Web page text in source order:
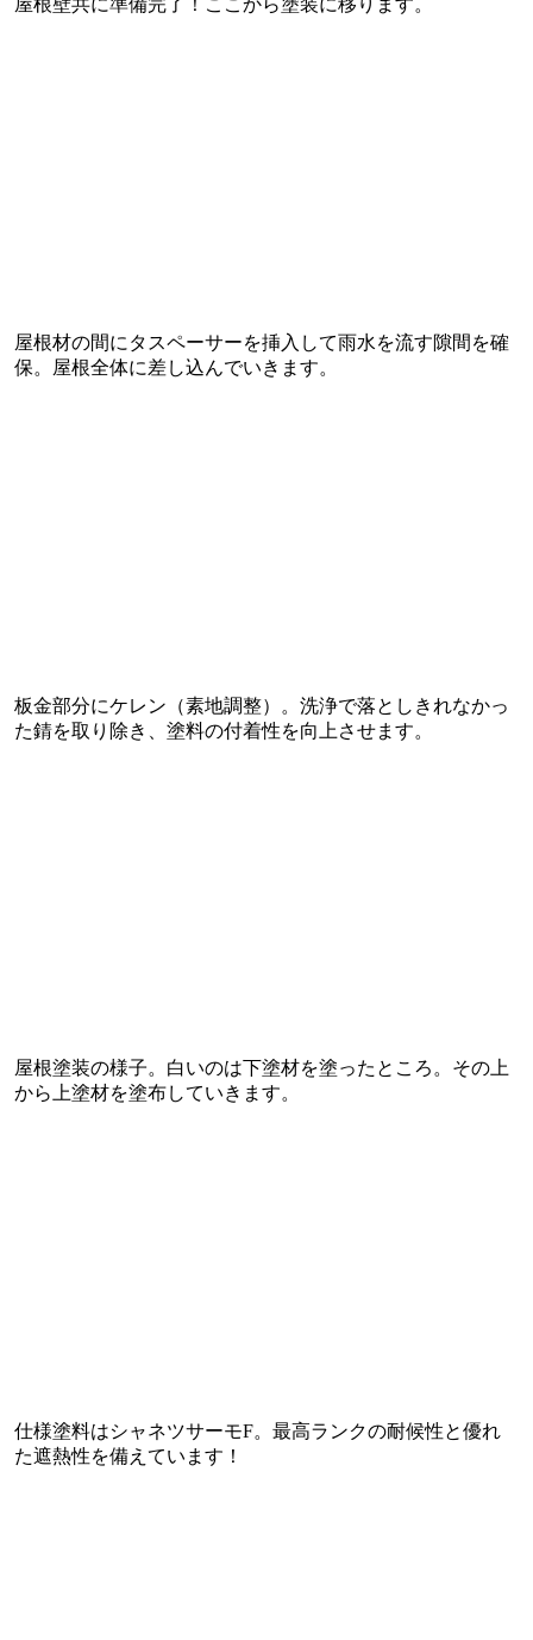
屋根壁共に準備完了！ここから塗装に移ります。
屋根材の間にタスペーサーを挿入して雨水を流す隙間を確
保。屋根全体に差し込んでいきます。
板金部分にケレン（素地調整）。洗浄で落としきれなかっ
た錆を取り除き、塗料の付着性を向上させます。
屋根塗装の様子。白いのは下塗材を塗ったところ。その上
から上塗材を塗布していきます。
仕様塗料はシャネツサーモF。最高ランクの耐候性と優れ
た遮熱性を備えています！